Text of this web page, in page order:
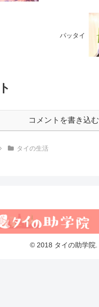
パッタイ
コメントを書き込む
タイの生活
© 2018 タイの助学院.